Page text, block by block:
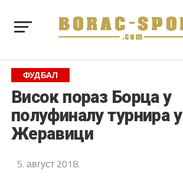
ФУДБАЛ
Висок пораз Борца у
полуфиналу турнира у
Жеравици
5. август 2018.